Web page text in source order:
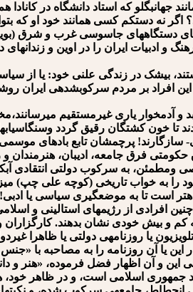
جهانبگلو که استاد دانشگاه در
نه دست⁯کم کسی همانند خود او که
دستگاه⁯های جاسوسی غرب و شرق
و ادبیات ایران را در اوین و
بی⁯شک در زندگی علنی خود: یا از
این افراد بر مردم سرکوب⁯شده⁯ی ایران
یاری غیرمستقیم
تا خون کشتگان رقیق گردد
پرچمشان تابع بادهای موسمی
فرق جامعه، ادیبان،
به سرکوب دولتی انتقادی
را به خواب تاریخی (کوچه علی چپ)
است تا به موضع⁯گیری سیاسی یا
چنین افرادی از رژیمهای استالینی و
کم و بیش خودی نشان بدهند.
یا روزنامه⁯ی دولتی یا ظاهرا
این یا آن روزنامه را به مصاحبه با
این و آن اظهار فضل فرموده، «هنر
جمهوری اسلامی⁯ است، و در ظاهر